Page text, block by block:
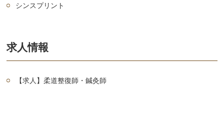
シンスプリント
求人情報
【求人】柔道整復師・鍼灸師